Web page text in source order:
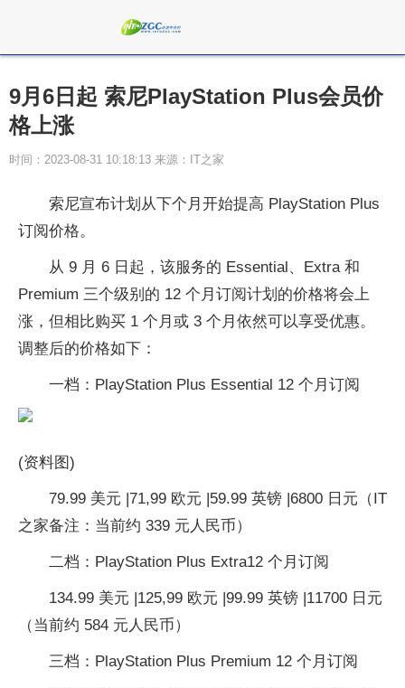
9月6日起 索尼PlayStation Plus会员价
格上涨
时间：2023-08-31 10:18:13 来源：IT之家
索尼宣布计划从下个月开始提高 PlayStation Plus
订阅价格。
从 9 月 6 日起，该服务的 Essential、Extra 和
Premium 三个级别的 12 个月订阅计划的价格将会上
涨，但相比购买 1 个月或 3 个月依然可以享受优惠。
调整后的价格如下：
一档：PlayStation Plus Essential 12 个月订阅
(资料图)
79.99 美元 |71,99 欧元 |59.99 英镑 |6800 日元（IT
之家备注：当前约 339 元人民币）
二档：PlayStation Plus Extra12 个月订阅
134.99 美元 |125,99 欧元 |99.99 英镑 |11700 日元
（当前约 584 元人民币）
三档：PlayStation Plus Premium 12 个月订阅